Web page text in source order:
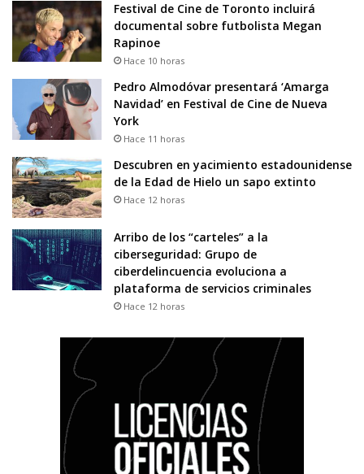
Festival de Cine de Toronto incluirá
documental sobre futbolista Megan
Rapinoe
Hace 10 horas
Pedro Almodóvar presentará ‘Amarga
Navidad’ en Festival de Cine de Nueva
York
Hace 11 horas
Descubren en yacimiento estadounidense
de la Edad de Hielo un sapo extinto
Hace 12 horas
Arribo de los “carteles” a la
ciberseguridad: Grupo de
ciberdelincuencia evoluciona a
plataforma de servicios criminales
Hace 12 horas